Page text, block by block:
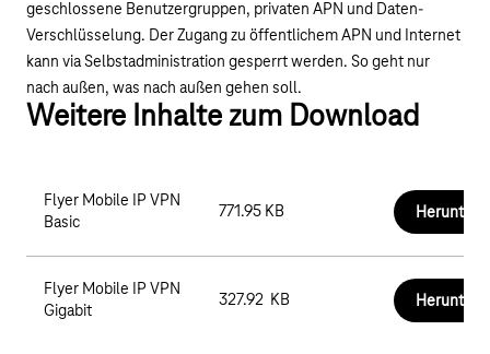
geschlossene Benutzergruppen, privaten APN und Daten-
Verschlüsselung. Der Zugang zu öffentlichem APN und Internet
kann via Selbstadministration gesperrt werden. So geht nur
nach außen, was nach außen gehen soll.
Weitere Inhalte zum Download
Flyer Mobile IP VPN
Basic
771.95 KB
Flyer Mobile IP VPN
Gigabit
327.92 KB